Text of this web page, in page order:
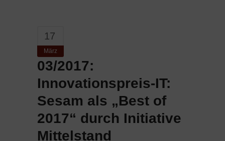
17
März
03/2017:
Innovationspreis-IT:
Sesam als „Best of
2017“ durch Initiative
Mittelstand